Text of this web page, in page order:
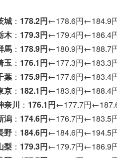
城 ： 178.2円←178.6円←184.9
木： 179.3円←179.4円←186.4
馬 ： 178.9円←180.9円←188.7
玉 ： 176.1円←177.3円←183.3
葉 ： 175.9円←177.6円←183.4
京 ： 182.1円←183.6円←188.4
奈川 ： 176.1円←177.7円
潟 ： 174.6円←176.7円←183.5
野 ： 184.6円←184.6円←194.5
梨 ： 179.3円←179.7円←186.9